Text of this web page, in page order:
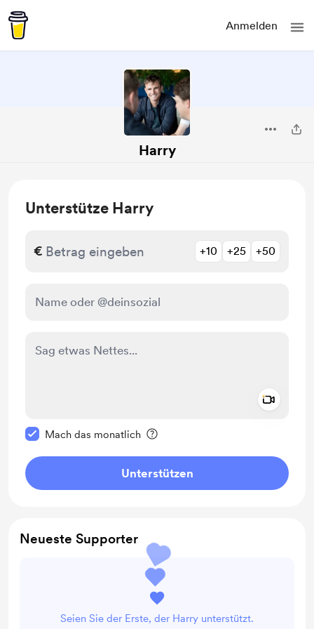
Anmelden
Harry
Unterstütze Harry
€ +10 +25 +50
Mach das monatlich
Unterstützen
Neueste Supporter
Seien Sie der Erste, der Harry unterstützt.